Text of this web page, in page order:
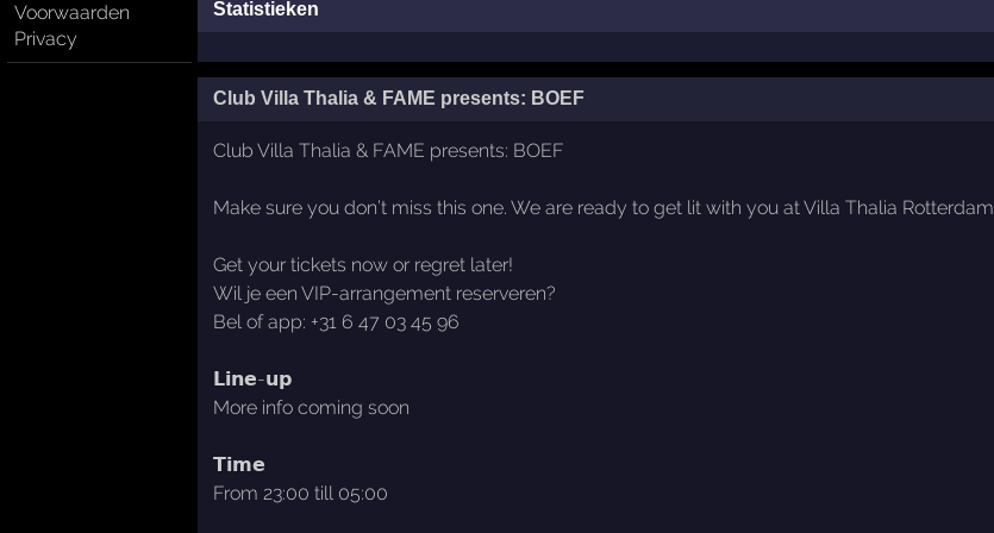
Voorwaarden
Privacy
Statistieken
Club Villa Thalia & FAME presents: BOEF
Club Villa Thalia & FAME presents: BOEF
Make sure you don’t miss this one. We are ready to get lit with you at Villa Thalia Rotterdam
Get your tickets now or regret later!
Wil je een VIP-arrangement reserveren?
Bel of app: +31 6 47 03 45 96
𝗟𝗶𝗻𝗲-𝘂𝗽
More info coming soon
𝗧𝗶𝗺𝗲
From 23:00 till 05:00